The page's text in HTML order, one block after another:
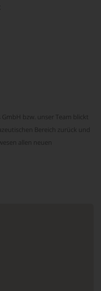
bzw. unser Team blickt
Bereich zurück und
allen neuen